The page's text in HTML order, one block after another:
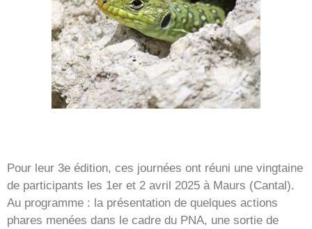
Pour leur 3e édition, ces journées ont réuni une vingtaine
de participants les 1er et 2 avril 2025 à Maurs (Cantal).
Au programme : la présentation de quelques actions
phares menées dans le cadre du PNA, une sortie de